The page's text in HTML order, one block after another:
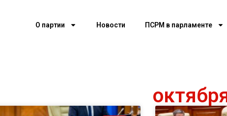
О партии Новости ПСРМ в парламенте